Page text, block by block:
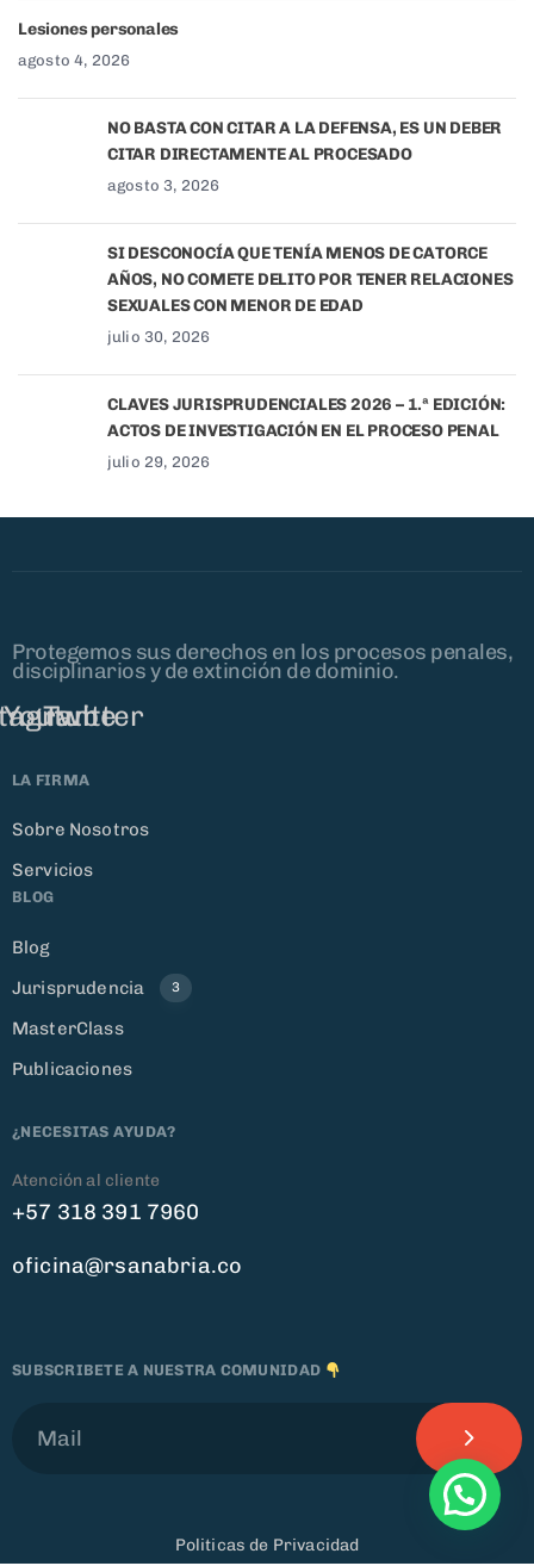
Lesiones personales
agosto 4, 2026
NO BASTA CON CITAR A LA DEFENSA, ES UN DEBER
CITAR DIRECTAMENTE AL PROCESADO
agosto 3, 2026
SI DESCONOCÍA QUE TENÍA MENOS DE CATORCE
AÑOS, NO COMETE DELITO POR TENER RELACIONES
SEXUALES CON MENOR DE EDAD
julio 30, 2026
CLAVES JURISPRUDENCIALES 2026 – 1.ª EDICIÓN:
ACTOS DE INVESTIGACIÓN EN EL PROCESO PENAL
julio 29, 2026
Protegemos sus derechos en los procesos penales,
disciplinarios y de extinción de dominio.
Youtube
Twitter
LA FIRMA
Sobre Nosotros
Servicios
BLOG
Blog
Jurisprudencia
3
MasterClass
Publicaciones
¿NECESITAS AYUDA?
Atención al cliente
+57 318 391 7960
oficina@rsanabria.co
SUBSCRIBETE A NUESTRA COMUNIDAD
Politicas de Privacidad